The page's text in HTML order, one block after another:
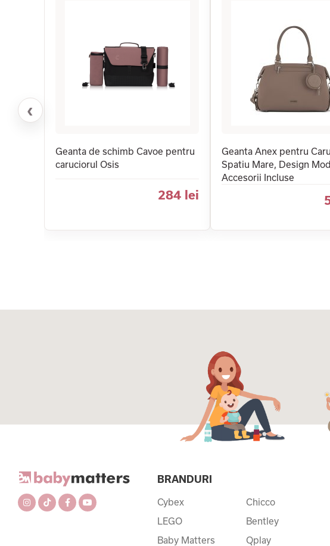
‹
Geanta de schimb Cavoe pentru
caruciorul Osis
284 lei
Geanta Anex pentru
Spatiu Mare, Design
Accesorii Incluse
BRANDURI
Cybex
LEGO
Baby Matters
Chicco
Bentley
Qplay